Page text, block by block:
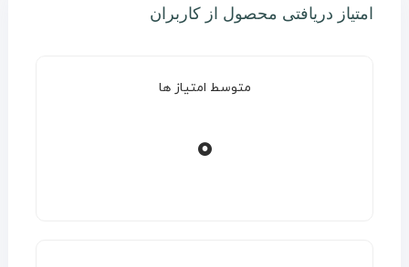
امتیاز دریافتی محصول از کاربران
متوسط امتیاز ها
0